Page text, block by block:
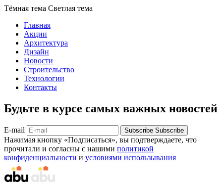
Тёмная тема Светлая тема
Главная
Акции
Архитектура
Дизайн
Новости
Строительство
Технологии
Контакты
Будьте в курсе самых важных новостей
E-mail Subscribe Subscribe
Нажимая кнопку «Подписаться», вы подтверждаете, что
прочитали и согласны с нашими политикой
конфиденциальности и условиями использывания